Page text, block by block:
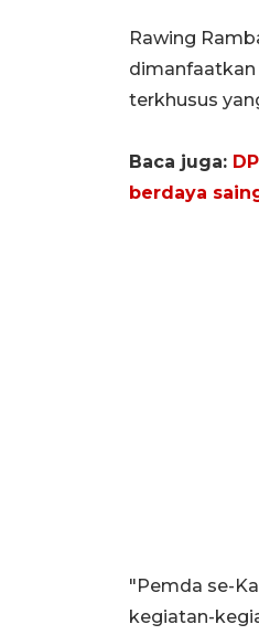
Rawing
terkhusus
Baca juga:
berdaya
"Pemda se-
kegiatan-